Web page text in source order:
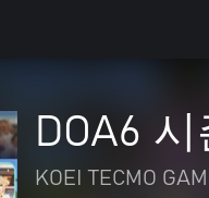
DOA6
KOEI TECMO